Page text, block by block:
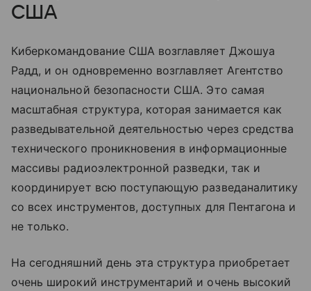
США
Киберкомандование США возглавляет Джошуа
Радд, и он одновременно возглавляет Агентство
национальной безопасности США. Это самая
масштабная структура, которая занимается как
разведывательной деятельностью через средства
технического проникновения в информационные
массивы радиоэлектронной разведки, так и
координирует всю поступающую разведаналитику
со всех инструментов, доступных для Пентагона и
не только.
На сегодняшний день эта структура приобретает
очень широкий инструментарий и очень высокий